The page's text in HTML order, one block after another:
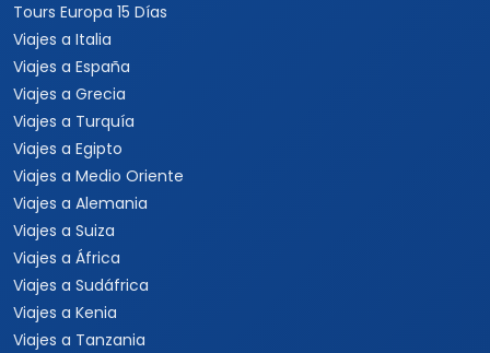
Viajes a Rep. Dominicana
Viajes a Centroamérica
Viajes a Costa Rica
Viajes a Panamá
Viajes a Argentina
Viajes a Brasil
Viajes a Uruguay
Tours Europa 15 Días
Viajes a Italia
Viajes a España
Viajes a Grecia
Viajes a Turquía
Viajes a Egipto